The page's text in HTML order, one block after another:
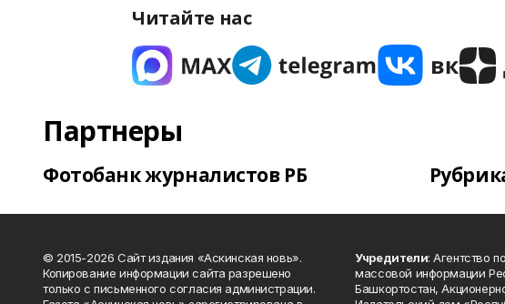
Читайте нас
Партнеры
Фотобанк журналистов РБ
© 2015-2026 Сайт издания «Аскинская новь».
Копирование информации сайта разрешено
только с письменного согласия администрации.
Учредители: Агентство
массовой информации
Башкортостан,